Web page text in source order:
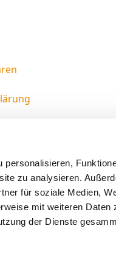
zu analysieren.
für soziale Medien,
mit weiteren Daten
der Dienste